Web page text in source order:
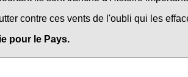
contre ces vents de l'oubli qui les
pour le Pays.